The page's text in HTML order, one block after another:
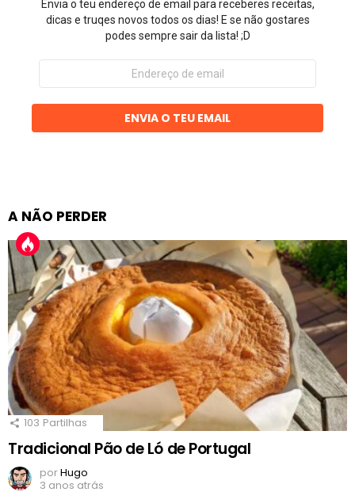
Envia o teu endereço de email para receberes receitas,
dicas e truqes novos todos os dias! E se não gostares
podes sempre sair da lista! ;D
Endereço
email
ENVIA O TEU EMAIL
A NÃO PERDER
103 Partilhas
Tradicional Pão de Ló de Portugal
porHugo
3 anos atrás